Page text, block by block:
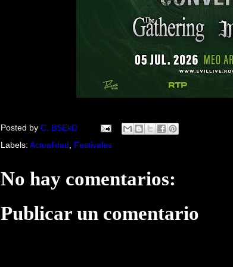
Posted by C. BSEkD
Labels: Actualidad Festivales
No hay comentarios:
Publicar un comentario